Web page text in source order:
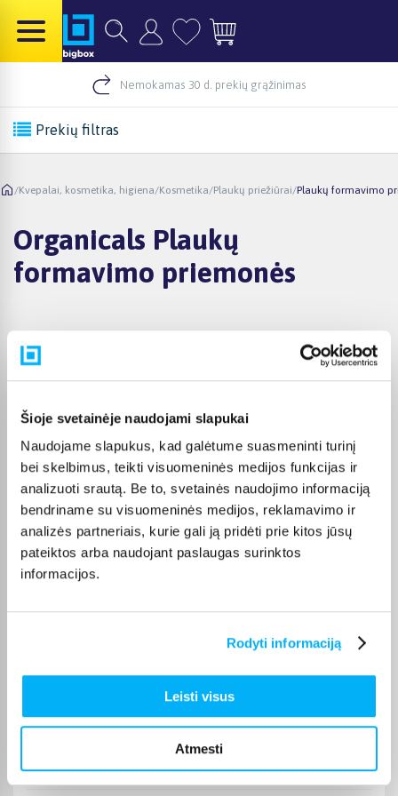
Šioje svetainėje naudojami slapukai
Naudojame slapukus, kad galėtume suasmeninti turinį
bei skelbimus, teikti visuomeninės medijos funkcijas ir
analizuoti srautą. Be to, svetainės naudojimo informaciją
bendriname su visuomeninės medijos, reklamavimo ir
analizės partneriais, kurie gali ją pridėti prie kitos jūsų
pateiktos arba naudojant paslaugas surinktos
informacijos.
Rodyti informaciją
Leisti visus
Atmesti
Nemokamas 30 d. prekių grąžinimas
Prekių filtras
/Kvepalai, kosmetika, higiena/Kosmetika/Plaukų priežiūrai/Plaukų formavimo
Organicals Plaukų
formavimo priemonės
Pirkėjų atsiliepimai apie prekes
Patvirtintas pirkėjas
Labai geras
DUK
kategorijoje Plaukų formavimo priemonės
Plaukų formavimo priemonės - kiek skirtingų
Kiek trunka prekių pristatymas?
Ar galima prekę įsigyti išsimokėtinai?